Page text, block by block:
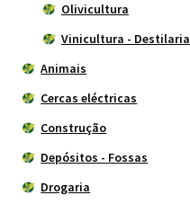
Olivicultura
Vinicultura - Destilaria
Animais
Cercas eléctricas
Construção
Depósitos - Fossas
Drogaria